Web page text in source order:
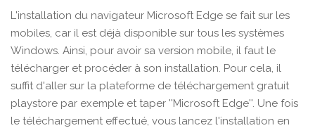
L'installation du navigateur Microsoft Edge se fait sur les
mobiles, car il est déjà disponible sur tous les systèmes
Windows. Ainsi, pour avoir sa version mobile, il faut le
télécharger et procéder à son installation. Pour cela, il
suffit d'aller sur la plateforme de téléchargement gratuit
playstore par exemple et taper ''Microsoft Edge''. Une fois
le téléchargement effectué, vous lancez l'installation en